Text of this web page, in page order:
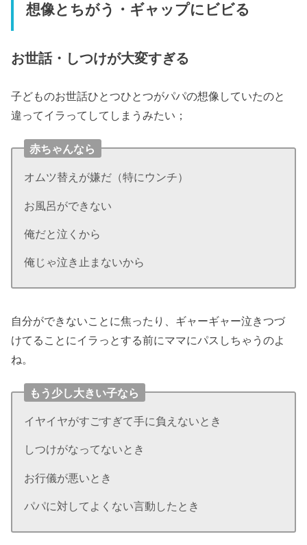
想像とちがう・ギャップにビビる
お世話・しつけが大変すぎる
子どものお世話ひとつひとつがパパの想像していたのと
違ってイラってしてしまうみたい；
赤ちゃんなら
オムツ替えが嫌だ（特にウンチ）
お風呂ができない
俺だと泣くから
俺じゃ泣き止まないから
自分ができないことに焦ったり、ギャーギャー泣きつづ
けてることにイラっとする前にママにパスしちゃうのよ
ね。
もう少し大きい子なら
イヤイヤがすごすぎて手に負えないとき
しつけがなってないとき
お行儀が悪いとき
パパに対してよくない言動したとき